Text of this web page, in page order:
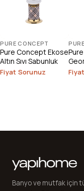
PURE CONCEPT
Pure Concept Ekose
Altın Sıvı Sabunluk
Fiyat Sorunuz
Altın
Banyo ve mutfak için